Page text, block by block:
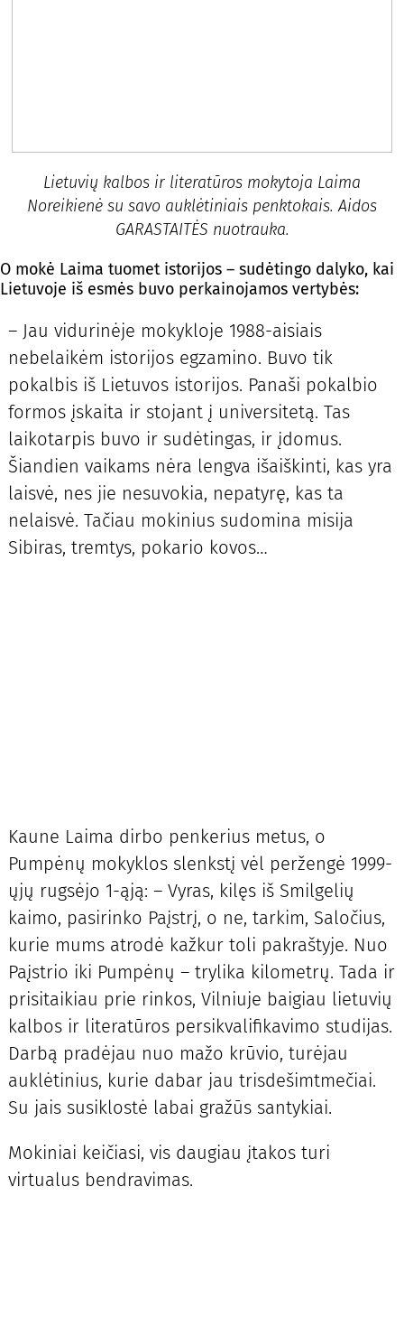
Lietuvių kalbos ir literatūros mokytoja Laima
Noreikienė su savo auklėtiniais penktokais. Aidos
GARASTAITĖS nuotrauka.
O mokė Laima tuomet istorijos – sudėtingo dalyko, kai
Lietuvoje iš esmės buvo perkainojamos vertybės:
– Jau vidurinėje mokykloje 1988-aisiais
nebelaikėm istorijos egzamino. Buvo tik
pokalbis iš Lietuvos istorijos. Panaši pokalbio
formos įskaita ir stojant į universitetą. Tas
laikotarpis buvo ir sudėtingas, ir įdomus.
Šiandien vaikams nėra lengva išaiškinti, kas yra
laisvė, nes jie nesuvokia, nepatyrę, kas ta
nelaisvė. Tačiau mokinius sudomina misija
Sibiras, tremtys, pokario kovos…
Kaune Laima dirbo penkerius metus, o
Pumpėnų mokyklos slenkstį vėl peržengė 1999-
ųjų rugsėjo 1-ąją: – Vyras, kilęs iš Smilgelių
kaimo, pasirinko Paįstrį, o ne, tarkim, Saločius,
kurie mums atrodė kažkur toli pakraštyje. Nuo
Paįstrio iki Pumpėnų – trylika kilometrų. Tada ir
prisitaikiau prie rinkos, Vilniuje baigiau lietuvių
kalbos ir literatūros persikvalifikavimo studijas.
Darbą pradėjau nuo mažo krūvio, turėjau
auklėtinius, kurie dabar jau trisdešimtmečiai.
Su jais susiklostė labai gražūs santykiai.
Mokiniai keičiasi, vis daugiau įtakos turi
virtualus bendravimas.